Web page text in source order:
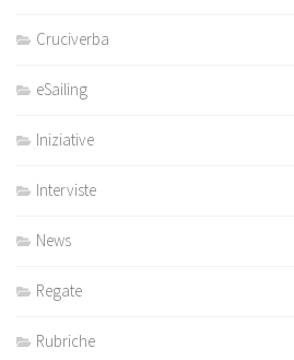
Cruciverba
eSailing
Iniziative
Interviste
News
Regate
Rubriche